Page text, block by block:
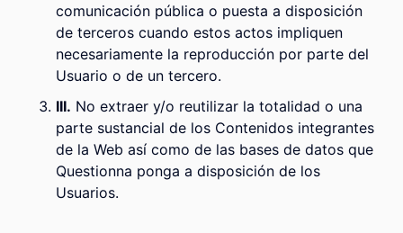
comunicación pública o puesta a disposición
de terceros cuando estos actos impliquen
necesariamente la reproducción por parte del
Usuario o de un tercero.
III. No extraer y/o reutilizar la totalidad o una
parte sustancial de los Contenidos integrantes
de la Web así como de las bases de datos que
Questionna ponga a disposición de los
Usuarios.